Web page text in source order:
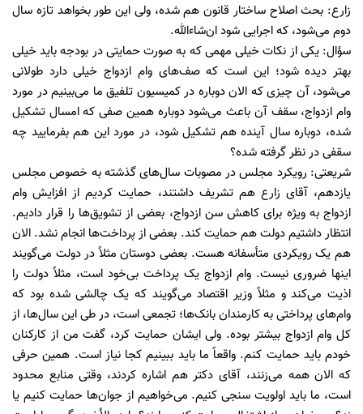
زارع: بحث اصلاح ساختار قانون هم شده، ولی این طور بخواهد تازه سال
دوم می‌شود، که اجرایی شود ان‌شاءالله.
سؤال: یکی از نکات خیلی مهمی که به صورت حمایتی در بودجه باید خیلی
بهتر دیده شود؛ این است که صف‌های وام ازدواج خیلی دارد طولانی
می‌شود، آن چیزی که الان دوباره در کمیسیون تلفیق ما می‌بینیم در مورد
وام ازدواج، سقف آن باعث می‌شود دوباره همین صفی که امسال تشکیل
شده، دوباره سال آینده هم تشکیل شود، در مورد این هم بفرمایید چه
سقفی در نظر گرفته شده؟
شریعتی: رویکرد مجلس در مصوبات سال‌های گذشته به خصوص مجلس
یازدهم، آقای زارع هم تشریف داشتند، حمایت کردیم از افزایش وام
ازدواج به ویژه برای کاهش سن ازدواج، بعضی از تشویق‌ها را قرار دادیم.
انتظار داشتیم دولت هم حمایت کند. بعضی از پرداخت‌ها انجام نشد. الان
هم یک رویکردی متأسفانه هست. بعضی دوستان مثلاً در دولت می‌گویند
اینها ضروری نیست. وام ازدواج یک پرداخت بی‌خود است، مثلاً دولت را
اذیت می‌کند و مثلاً وزیر اقتصاد می‌گویند که یک چالشی شده بود که
وام‌های پرداختی به کارمندان بانک‌ها؛ تجمعی است، در طی این سال‌ها، از
کل وام ازدواج بیشتر بوده. ولی ایشان حمایت کرد، گفت من از کارکنان
خودم باید حمایت کنم. واقعاً ما باید ببینیم کجا نیاز است. همین حرفی
که الان همه می‌زنند، آقای دکتر هم اشاره کردند، وقتی منابع محدود
است، ما باید اولویت سنجی کنیم. می‌خواهیم از جوان‌ها حمایت کنیم یا